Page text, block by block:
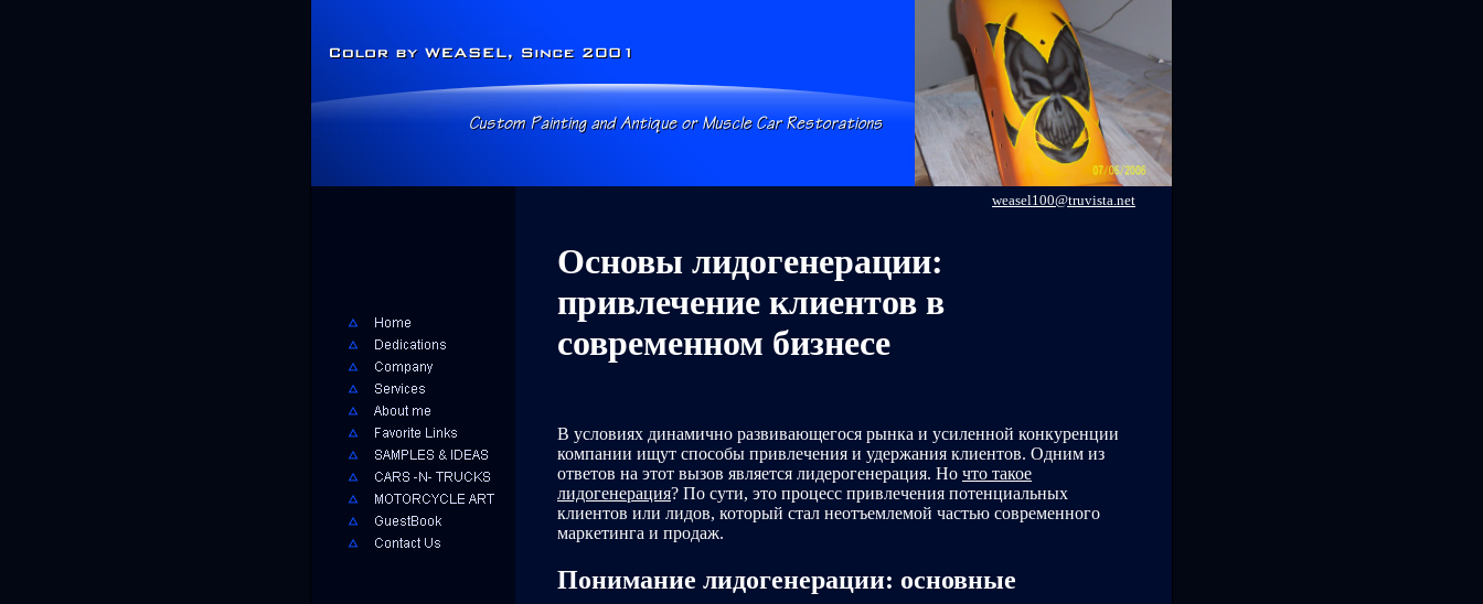
weasel100@truvista.net
Основы лидогенерации:
привлечение клиентов в
современном бизнесе
В условиях динамично развивающегося рынка и усиленной конкуренции
компании ищут способы привлечения и удержания клиентов. Одним из
ответов на этот вызов является лидерогенерация. Но что такое
лидогенерация? По сути, это процесс привлечения потенциальных
клиентов или лидов, который стал неотъемлемой частью современного
маркетинга и продаж.
Понимание лидогенерации: основные